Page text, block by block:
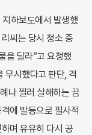
하보도에서 발생했
씨는 당시 청소 중
을 달라”고 요청했
무시했다고 판단, 격
나 찔러 살해하는 끔
에 발등으로 필사적
며 유유히 다시 공